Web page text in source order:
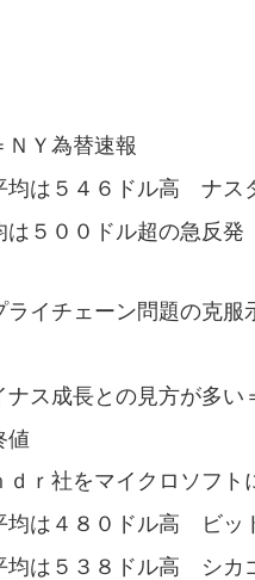
ＮＹ為替速報
は５４６ドル高 ナス
は５００ドル超の急反
イチェーン問題の克服
ナス成長との見方が多い
値
ｒ社をマイクロソフト
は４８０ドル高 ビッ
は５３８ドル高 シカ